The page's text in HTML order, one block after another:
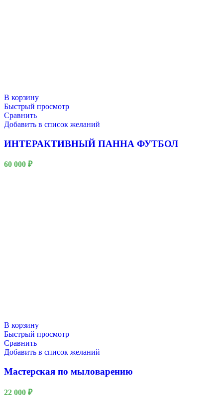
В корзину
Быстрый просмотр
Сравнить
Добавить в список желаний
ИНТЕРАКТИВНЫЙ ПАННА ФУТБОЛ
60 000 ₽
В корзину
Быстрый просмотр
Сравнить
Добавить в список желаний
Мастерская по мыловарению
22 000 ₽